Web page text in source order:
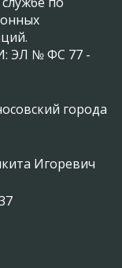
ЭЛ № ФС 77 -
города
Игоревич